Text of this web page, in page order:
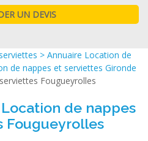
> Annuaire Location de
de nappes et serviettes Gironde
Fougueyrolles
de nappes
Fougueyrolles